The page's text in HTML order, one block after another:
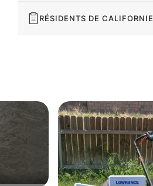
RÉSIDENTS DE CALIFORNIE